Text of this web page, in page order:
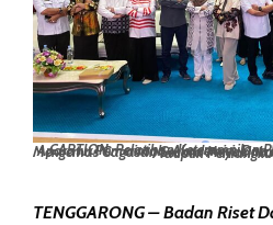
CAPTION: Pelatihan Keterampilan Presentasi, BRIDA Mendorong Aparatur Pemerintah, Akademisi, Dan Peneliti Di Kukar Agar Mampu Mengemas
TENGGARONG – Badan Riset